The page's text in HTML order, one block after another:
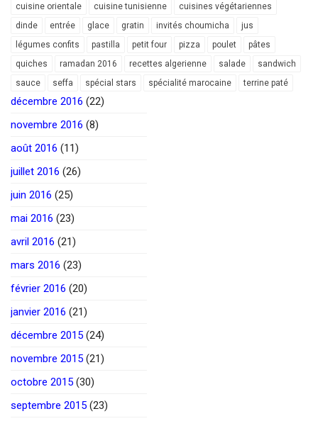
cuisine orientale cuisine tunisienne
cuisines végétariennes
dinde
entrée glace gratin invités choumicha
jus
légumes confits
pastilla petit four pizza poulet
pâtes
quiches
ramadan 2016 recettes algerienne salade
sandwich
sauce
seffa spécial stars spécialité marocaine terrine paté
décembre 2016 (22)
novembre 2016 (8)
août 2016 (11)
juillet 2016 (26)
juin 2016 (25)
mai 2016 (23)
avril 2016 (21)
mars 2016 (23)
février 2016 (20)
janvier 2016 (21)
décembre 2015 (24)
novembre 2015 (21)
octobre 2015 (30)
septembre 2015 (23)